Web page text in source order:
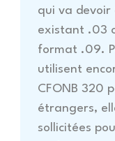
qui va
existant .03
format .09.
utilisent
CFONB 320
étrangers,
sollicitées